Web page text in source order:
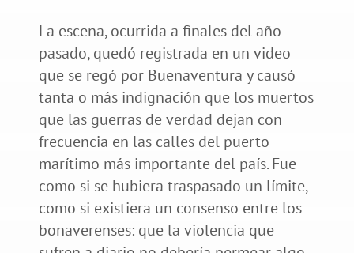
La escena, ocurrida a finales del año
pasado, quedó registrada en un video
que se regó por Buenaventura y causó
tanta o más indignación que los muertos
que las guerras de verdad dejan con
frecuencia en las calles del puerto
marítimo más importante del país. Fue
como si se hubiera traspasado un límite,
como si existiera un consenso entre los
bonaverenses: que la violencia que